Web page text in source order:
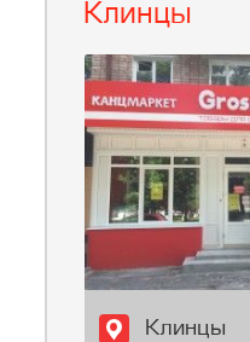
Клинцы
Клинцы